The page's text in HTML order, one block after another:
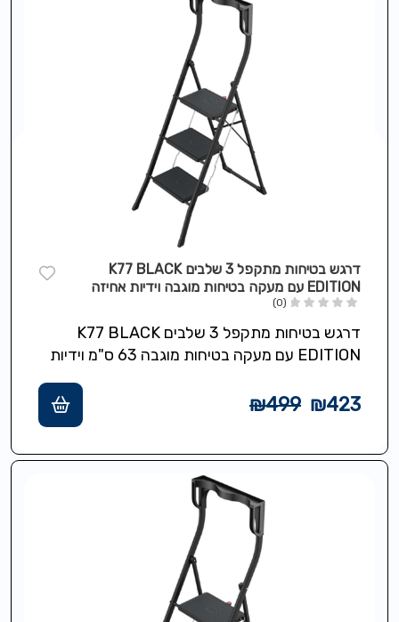
דרגש בטיחות מתקפל 3 שלבים K77 BLACK
EDITION עם מעקה בטיחות מוגבה וידיות אחיזה
(0)
דרגש בטיחות מתקפל 3 שלבים K77 BLACK
EDITION עם מעקה בטיחות מוגבה 63 ס"מ וידיות
עם…
₪499 ₪423